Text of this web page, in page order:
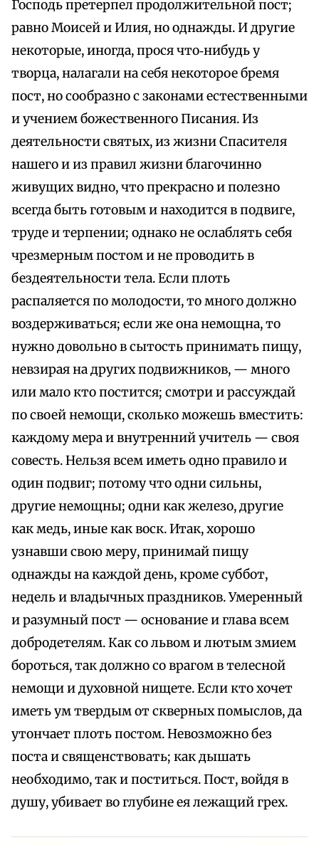
Господь претерпел продолжительной пост;
равно Моисей и Илия, но однажды. И другие
некоторые, иногда, прося что‑нибудь у
творца, налагали на себя некоторое бремя
пост, но сообразно с законами естественными
и учением божественного Писания. Из
деятельности святых, из жизни Спасителя
нашего и из правил жизни благочинно
живущих видно, что прекрасно и полезно
всегда быть готовым и находится в подвиге,
труде и терпении; однако не ослаблять себя
чрезмерным постом и не проводить в
бездеятельности тела. Если плоть
распаляется по молодости, то много должно
воздерживаться; если же она немощна, то
нужно довольно в сытость принимать пищу,
невзирая на других подвижников, — много
или мало кто постится; смотри и рассуждай
по своей немощи, сколько можешь вместить:
каждому мера и внутренний учитель — своя
совесть. Нельзя всем иметь одно правило и
один подвиг; потому что одни сильны,
другие немощны; одни как железо, другие
как медь, иные как воск. Итак, хорошо
узнавши свою меру, принимай пищу
однажды на каждой день, кроме суббот,
недель и владычных праздников. Умеренный
и разумный пост — основание и глава всем
добродетелям. Как со львом и лютым змием
бороться, так должно со врагом в телесной
немощи и духовной нищете. Если кто хочет
иметь ум твердым от скверных помыслов, да
утончает плоть постом. Невозможно без
поста и священствовать; как дышать
необходимо, так и поститься. Пост, войдя в
душу, убивает во глубине ея лежащий грех.